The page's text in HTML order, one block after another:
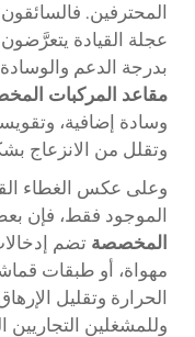
المحترفين.
عجلة القيادة
بدرجة الدعم
مقاعد المركبات
وسادة إضافية،
وتقلل من الانزعاج
وعلى عكس الغطاء
الموجود فقط، فإن
المخصصة تضم
مهواة، أو طبقات
الحرارة وتقليل
وللمشغلين التجاريين